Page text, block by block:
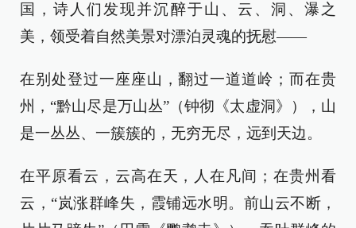
国，诗人们发现并沉醉于山、云、洞、瀑之
美，领受着自然美景对漂泊灵魂的抚慰——
在别处登过一座座山，翻过一道道岭；而在贵
州，“黔山尽是万山丛”（钟彻《太虚洞》），山
是一丛丛、一簇簇的，无穷无尽，远到天边。
在平原看云，云高在天，人在凡间；在贵州看
云，“岚涨群峰失，霞铺远水明。前山云不断，